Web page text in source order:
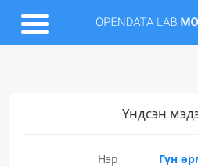
Үндсэн
Нэр
Гүн